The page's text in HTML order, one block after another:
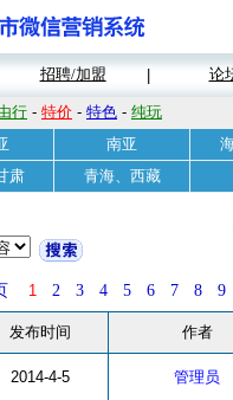
招聘/加盟 论
行 - 特价 - 特色 - 纯玩
南亚
肃
青海、西藏
1 2 3 4 5 6 7 8 9
发布时间 作者
2014-4-5 管理员